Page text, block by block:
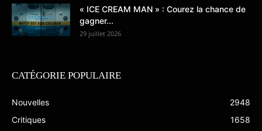
« ICE CREAM MAN » : Courez la chance de
gagner...
29 juillet 2026
CATÉGORIE POPULAIRE
Nouvelles
2948
Critiques
1658